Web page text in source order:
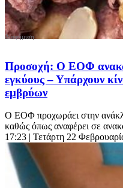
Προσοχή: Ο ΕΟΦ
εγκύους – Υπάρχουν
εμβρύων
Ο ΕΟΦ προχωράει στην
καθώς όπως αναφέρει σε
17:23 | Τετάρτη 22